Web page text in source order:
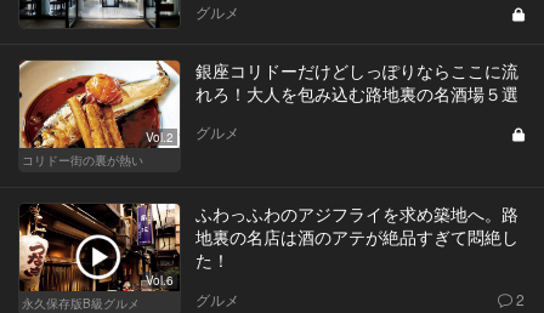
グルメ
Vol.2
コリドー街の裏が熱い
銀座コリドーだけどしっぽりならここに流
れろ！大人を包み込む路地裏の名酒場５選
グルメ
Vol.6
永久保存版B級グルメ
ふわっふわのアジフライを求め築地へ。路
地裏の名店は酒のアテが絶品すぎて悶絶し
た！
グルメ 2